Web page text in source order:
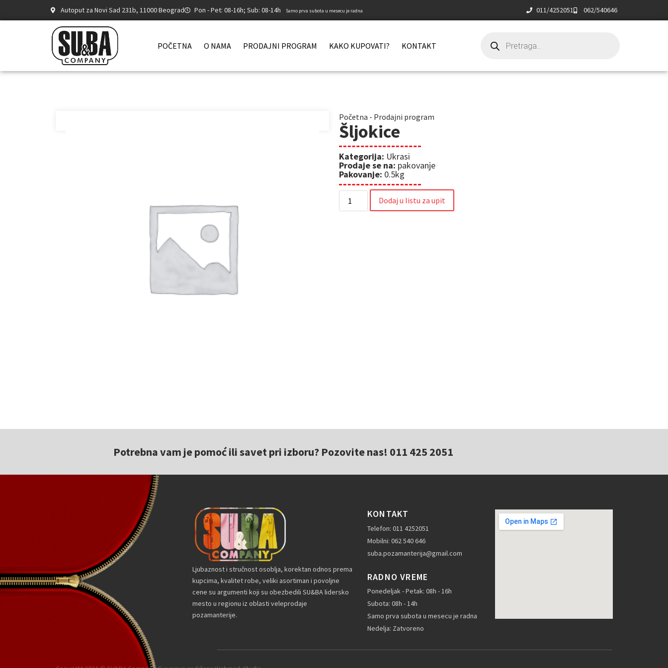
Autoput za Novi Sad 231b, 11000 Beograd Pon - Pet: 08-16h; Sub: 08-14h Samo prva subota u mesecu je radna 011/4252051 062/540646
POČETNA O NAMA PRODAJNI PROGRAM KAKO KUPOVATI? KONTAKT
Početna - Prodajni program
Šljokice
Kategorija: Ukrasi
Prodaje se na: pakovanje
Pakovanje: 0.5kg
Dodaj u listu za upit
Potrebna vam je pomoć ili savet pri izboru? Pozovite nas! 011 425 2051
Ljubaznost i stručnost osoblja, korektan odnos prema
kupcima, kvalitet robe, veliki asortiman i povoljne
cene su argumenti koji su obezbedili SU&BA lidersko
mesto u regionu iz oblasti veleprodaje
pozamanterije.
KONTAKT
Telefon: 011 4252051
Mobilni: 062 540 646
suba.pozamanterija@gmail.com
RADNO VREME
Ponedeljak - Petak: 08h - 16h
Subota: 08h - 14h
Samo prva subota u mesecu je radna
Nedelja: Zatvoreno